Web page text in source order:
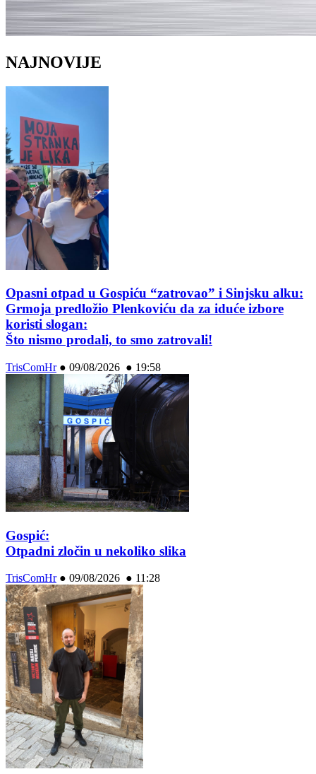
NAJNOVIJE
Opasni otpad u Gospiću “zatrovao” i Sinjsku alku:
Grmoja predložio Plenkoviću da za iduće izbore
koristi slogan:
Što nismo prodali, to smo zatrovali!
TrisComHr● 09/08/2026 ● 19:58
Gospić:
Otpadni zločin u nekoliko slika
TrisComHr● 09/08/2026 ● 11:28